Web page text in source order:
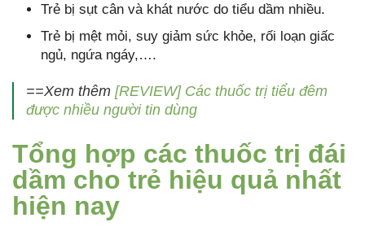
Trẻ bị sụt cân và khát nước do tiểu dầm nhiều.
Trẻ bị mệt mỏi, suy giảm sức khỏe, rối loạn giấc
ngủ, ngứa ngáy,….
==Xem thêm [REVIEW] Các thuốc trị tiểu đêm
được nhiều người tin dùng
Tổng hợp các thuốc trị đái
dầm cho trẻ hiệu quả nhất
hiện nay